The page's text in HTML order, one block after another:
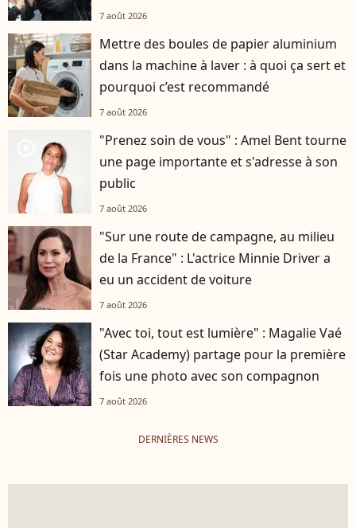
7 août 2026
Mettre des boules de papier aluminium
dans la machine à laver : à quoi ça sert et
pourquoi c’est recommandé
7 août 2026
"Prenez soin de vous" : Amel Bent tourne
une page importante et s'adresse à son
public
7 août 2026
"Sur une route de campagne, au milieu
de la France" : L'actrice Minnie Driver a
eu un accident de voiture
7 août 2026
"Avec toi, tout est lumière" : Magalie Vaé
(Star Academy) partage pour la première
fois une photo avec son compagnon
7 août 2026
DERNIÈRES NEWS